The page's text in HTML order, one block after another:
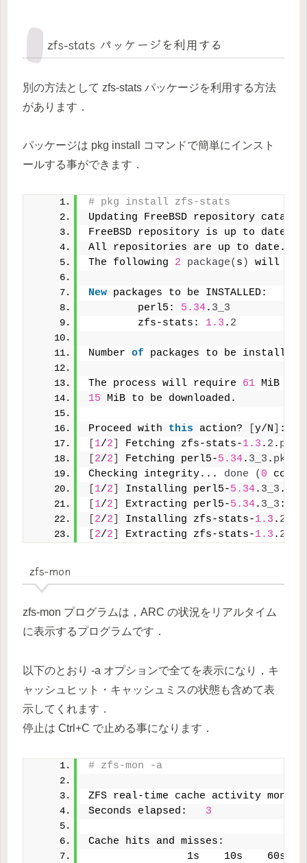
zfs-stats パッケージを利用する
別の方法として zfs-stats パッケージを利用する方法
があります．
パッケージは pkg install コマンドで簡単にインスト
ールする事ができます．
# pkg install zfs-stats
Updating FreeBSD repository
FreeBSD repository is up to date.
All repositories are up to date.
The following 2 package( s ) will be
New packages to be INSTALLED:
        perl5:
5.34. 3_3
        zfs-stats:
1.3 . 2
Number of packages to be
The process will require 61 MiB
15 MiB to be downloaded.
Proceed with this action? y/N
: y
1/2 Fetching zfs-stats-1.3 . 2 . pkg
2/2 Fetching perl5-5.34. 3_3 . pkg
Checking integrity... done ( 0
1/2 Installing perl5-5.34. 3_3 ...
1/2 Extracting perl5-5.34. 3_3 :
2/2 Installing zfs-stats-1.3 . 2
2/2 Extracting zfs-stats-1.3 . 2
zfs-mon
zfs-mon プログラムは，ARC の状況をリアルタイム
に表示するプログラムです．
以下のとおり -a オプションで全てを表示になり，キ
ャッシュヒット・キャッシュミスの状態も含めて表
示してくれます．
停止は Ctrl+C で止める事になります．
# zfs-mon -a
ZFS real-time cache activity
Seconds elapsed: 3
Cache hits and misses:
1s    10s    60s